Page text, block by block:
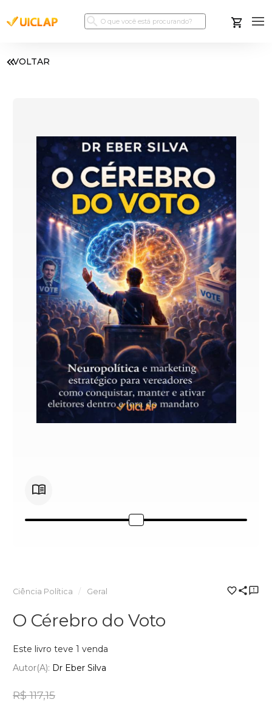
VOLTAR
Ciência Política Geral
O Cérebro do Voto
Este livro teve 1 venda
Autor(a): Dr Eber Silva
R$ 117,15